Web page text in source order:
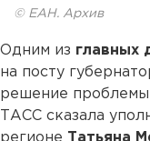
© ЕАН. Архив
Одним из главных
на посту
решение
ТАСС сказала
регионе Татьяна